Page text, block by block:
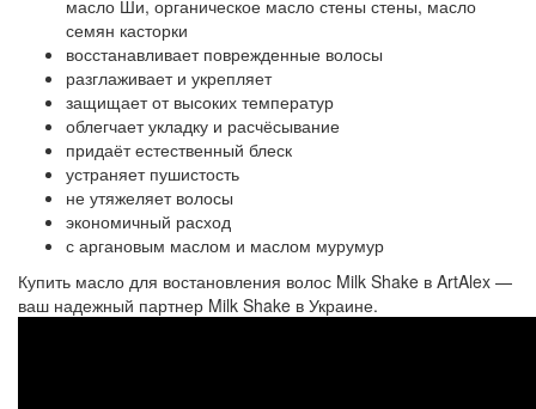
масло Ши, органическое масло стены стены, масло
семян касторки
восстанавливает поврежденные волосы
разглаживает и укрепляет
защищает от высоких температур
облегчает укладку и расчёсывание
придаёт естественный блеск
устраняет пушистость
не утяжеляет волосы
экономичный расход
с аргановым маслом и маслом мурумур
Купить масло для востановления волос Milk Shake в ArtAlex —
ваш надежный партнер Milk Shake в Украине.